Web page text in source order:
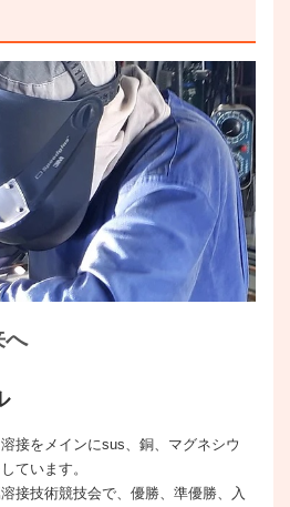
へ
接をメインにsus、銅、マグネシウ
ています。
接技術競技会で、優勝、準優勝、入